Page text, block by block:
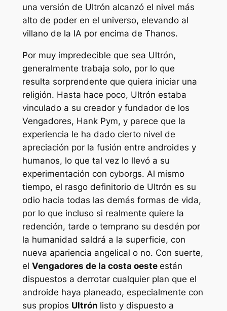
una versión de Ultrón alcanzó el nivel más
alto de poder en el universo, elevando al
villano de la IA por encima de Thanos.
Por muy impredecible que sea Ultrón,
generalmente trabaja solo, por lo que
resulta sorprendente que quiera iniciar una
religión. Hasta hace poco, Ultrón estaba
vinculado a su creador y fundador de los
Vengadores, Hank Pym, y parece que la
experiencia le ha dado cierto nivel de
apreciación por la fusión entre androides y
humanos, lo que tal vez lo llevó a su
experimentación con cyborgs. Al mismo
tiempo, el rasgo definitorio de Ultrón es su
odio hacia todas las demás formas de vida,
por lo que incluso si realmente quiere la
redención, tarde o temprano su desdén por
la humanidad saldrá a la superficie, con
nueva apariencia angelical o no. Con suerte,
el Vengadores de la costa oeste están
dispuestos a derrotar cualquier plan que el
androide haya planeado, especialmente con
sus propios Ultrón listo y dispuesto a